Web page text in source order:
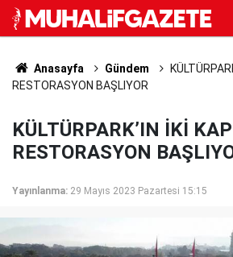
Anasayfa Gündem
RESTORASYON BAŞLIYOR
KÜLTÜRPARK’IN İKİ
RESTORASYON
Yayınlanma: 29 Mayıs 2023 Pazartesi 15:15